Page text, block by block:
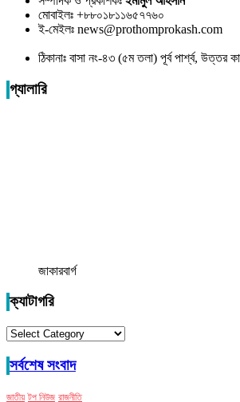
মোবাইলঃ +৮৮০১৮১১৬৫৭৭৬০
ই-মেইলঃ news@prothomprokash.com
ঠিকানাঃ বাসা নং-৪৩ (৫ম তলা) পূর্ব পার্শ্ব, উত্তর
গ্যালারি
জাকারবার্গ
ক্যাটাগরি
ক্যাটাগরি
সর্বশেষ সংবাদ
জাতীয় টপ নিউজ রাজনীতি